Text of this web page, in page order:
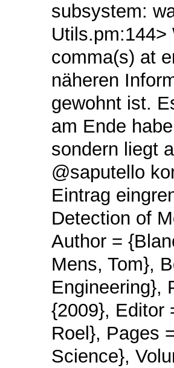
subsystem:
Utils.pm:144>
comma(s) at
näheren
gewohnt ist.
am Ende
sondern liegt
@saputello
Eintrag
Detection of
Author =
Mens, Tom},
Engineering},
{2009}, Editor
Roel}, Pages
Science},